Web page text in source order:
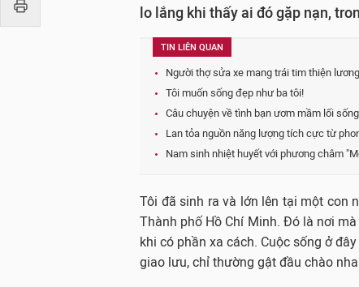
lo lắng khi thấy ai đó gặp nạn,
TIN LIÊN QUAN
Người thợ sửa xe mang trái tim thiện lương
Tôi muốn sống đẹp như ba tôi!
Câu chuyện về tình bạn ươm mầm lối
Lan tỏa nguồn năng lượng tích cực từ
Nam sinh nhiệt huyết với phương châm
Tôi đã sinh ra và lớn lên tại một con
Thành phố Hồ Chí Minh. Đó là nơi
khi có phần xa cách. Cuộc sống ở
giao lưu, chỉ thường gật đầu chào